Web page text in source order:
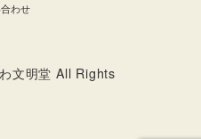
わせ
文明堂 All Rights